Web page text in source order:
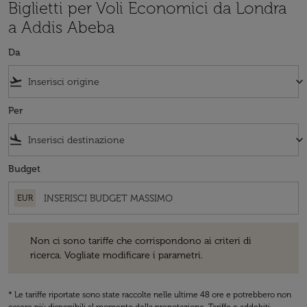
Biglietti per Voli Economici da Londra
a Addis Abeba
Da
flight_takeoff keyboard_arrow_down
Per
flight_land keyboard_arrow_down
Budget
EUR
Non ci sono tariffe che corrispondono ai criteri di
ricerca. Vogliate modificare i parametri.
* Le tariffe riportate sono state raccolte nelle ultime 48 ore e potrebbero non